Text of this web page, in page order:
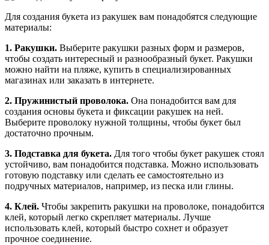
Для создания букета из ракушек вам понадобятся следующие
материалы:
1. Ракушки. Выберите ракушки разных форм и размеров,
чтобы создать интересный и разнообразный букет. Ракушки
можно найти на пляже, купить в специализированных
магазинах или заказать в интернете.
2. Пружинистый проволока. Она понадобится вам для
создания основы букета и фиксации ракушек на ней.
Выберите проволоку нужной толщины, чтобы букет был
достаточно прочным.
3. Подставка для букета. Для того чтобы букет ракушек стоял
устойчиво, вам понадобится подставка. Можно использовать
готовую подставку или сделать ее самостоятельно из
подручных материалов, например, из песка или глины.
4. Клей. Чтобы закрепить ракушки на проволоке, понадобится
клей, который легко скрепляет материалы. Лучше
использовать клей, который быстро сохнет и образует
прочное соединение.